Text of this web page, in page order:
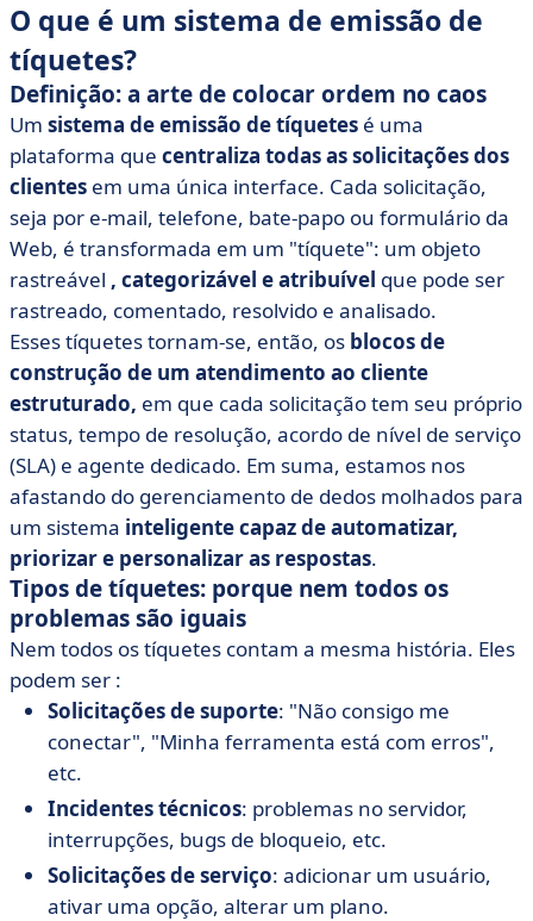
O que é um sistema de emissão de
tíquetes?
Definição: a arte de colocar ordem no caos
Um sistema de emissão de tíquetes é uma
plataforma que centraliza todas as solicitações dos
clientes em uma única interface. Cada solicitação,
seja por e-mail, telefone, bate-papo ou formulário da
Web, é transformada em um "tíquete": um objeto
rastreável , categorizável e atribuível que pode ser
rastreado, comentado, resolvido e analisado.
Esses tíquetes tornam-se, então, os blocos de
construção de um atendimento ao cliente
estruturado, em que cada solicitação tem seu próprio
status, tempo de resolução, acordo de nível de serviço
(SLA) e agente dedicado. Em suma, estamos nos
afastando do gerenciamento de dedos molhados para
um sistema inteligente capaz de automatizar,
priorizar e personalizar as respostas.
Tipos de tíquetes: porque nem todos os
problemas são iguais
Nem todos os tíquetes contam a mesma história. Eles
podem ser :
Solicitações de suporte: "Não consigo me
conectar", "Minha ferramenta está com erros",
etc.
Incidentes técnicos: problemas no servidor,
interrupções, bugs de bloqueio, etc.
Solicitações de serviço: adicionar um usuário,
ativar uma opção, alterar um plano.